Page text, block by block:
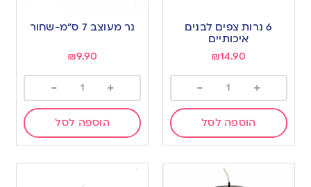
wishlist
6 נרות צפים לבנים
איכותיים
₪14.90
+
-
הוספה לסל
to
wishlist
נר מעוצב 7 ס”מ-שחור
₪9.90
+
-
הוספה לסל